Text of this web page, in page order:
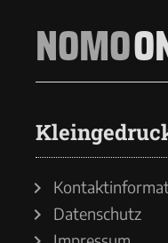
NOMO
Datenschutz